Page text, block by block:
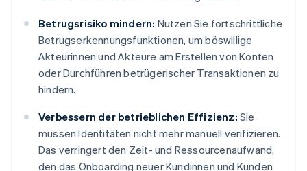
Betrugsrisiko mindern: Nutzen Sie fortschrittliche
Betrugserkennungsfunktionen, um böswillige
Akteurinnen und Akteure am Erstellen von Konten
oder Durchführen betrügerischer Transaktionen zu
hindern.
Verbessern der betrieblichen Effizienz: Sie
müssen Identitäten nicht mehr manuell verifizieren.
Das verringert den Zeit- und Ressourcenaufwand,
den das Onboarding neuer Kundinnen und Kunden